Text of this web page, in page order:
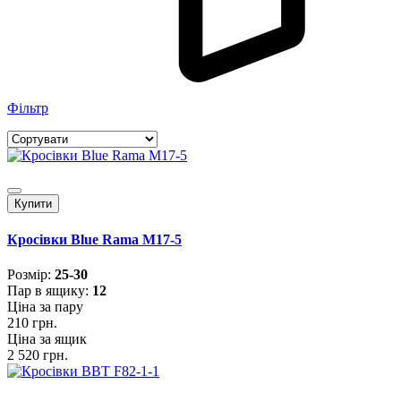
Фільтр
Купити
Кросівки Blue Rama M17-5
Розмiр: 25-30
Пар в ящику: 12
Ціна за пару
210 грн.
Ціна за ящик
2 520 грн.